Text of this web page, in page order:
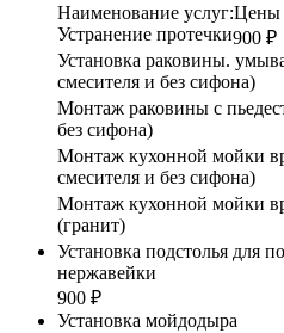
Наименование услуг:Цены
Устранение протечки900 ₽
Установка раковины.
смесителя и без сифона)
Монтаж раковины с
без сифона)
Монтаж кухонной мойки
смесителя и без сифона)
Монтаж кухонной мойки
(гранит)
Установка подстолья для
нержавейки
900 ₽
Установка мойдодыра